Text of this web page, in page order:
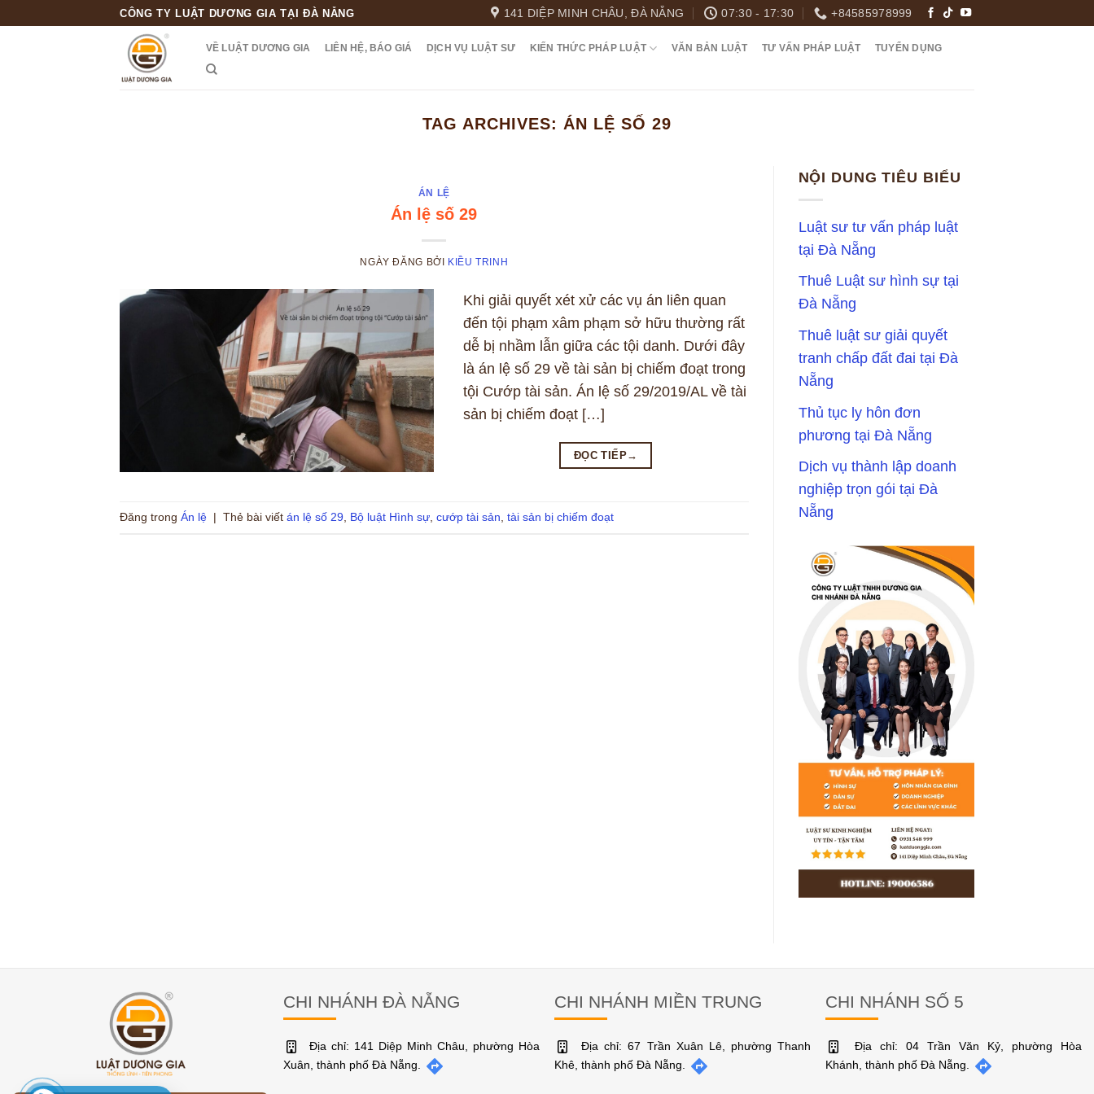
CÔNG TY LUẬT DƯƠNG GIA TẠI ĐÀ NẴNG 141 DIỆP MINH CHÂU, ĐÀ NẴNG 07:30 - 17:30 +84585978999
VỀ LUẬT DƯƠNG GIA LIÊN HỆ, BÁO GIÁ DỊCH VỤ LUẬT SƯ KIẾN THỨC PHÁP LUẬT VĂN BẢN LUẬT TƯ VẤN PHÁP LUẬT TUYỂN DỤNG
TAG ARCHIVES: ÁN LỆ SỐ 29
ÁN LỆ
Án lệ số 29
NGÀY ĐĂNG BỞI KIỀU TRINH
Khi giải quyết xét xử các vụ án liên quan
đến tội phạm xâm phạm sở hữu thường rất
dễ bị nhầm lẫn giữa các tội danh. Dưới đây
là án lệ số 29 về tài sản bị chiếm đoạt trong
tội Cướp tài sản. Án lệ số 29/2019/AL về tài
sản bị chiếm đoạt […]
ĐỌC TIẾP→
Đăng trong Án lệ | Thẻ bài viết án lệ số 29, Bộ luật Hình sự, cướp tài sản, tài sản bị chiếm đoạt
NỘI DUNG TIÊU BIỂU
Luật sư tư vấn pháp luật
tại Đà Nẵng
Thuê Luật sư hình sự tại
Đà Nẵng
Thuê luật sư giải quyết
tranh chấp đất đai tại Đà
Nẵng
Thủ tục ly hôn đơn
phương tại Đà Nẵng
Dịch vụ thành lập doanh
nghiệp trọn gói tại Đà
Nẵng
CHI NHÁNH ĐÀ NẴNG
Địa chỉ: 141 Diệp Minh Châu, phường Hòa
Xuân, thành phố Đà Nẵng.
CHI NHÁNH MIỀN TRUNG
Địa chỉ: 67 Trần Xuân Lê, phường Thanh
Khê, thành phố Đà Nẵng.
CHI NHÁNH SỐ 5
Địa chỉ: 04 Trần Văn Kỷ, phường Hòa
Khánh, thành phố Đà Nẵng.